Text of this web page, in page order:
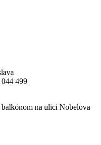
499
na ulici Nobelova